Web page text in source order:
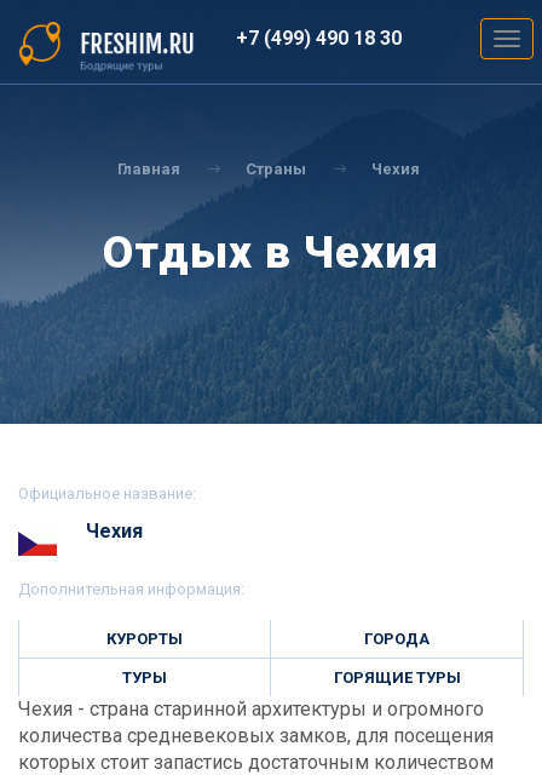
основному
содержанию
+7 (499) 490 18 30
Главная Страны Чехия
Отдых в Чехия
Официальное название:
Чехия
Дополнительная информация:
КУРОРТЫ ГОРОДА
ТУРЫ ГОРЯЩИЕ ТУРЫ
Чехия - страна старинной архитектуры и огромного
количества средневековых замков, для посещения
которых стоит запастись достаточным количеством